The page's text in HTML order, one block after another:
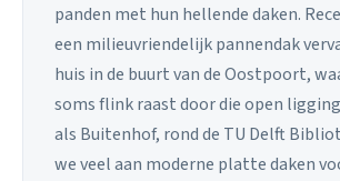
panden met hun hellende daken.
een milieuvriendelijk pannendak
huis in de buurt van de Oostpoort,
soms flink raast door die open
als Buitenhof, rond de TU Delft
we veel aan moderne platte daken